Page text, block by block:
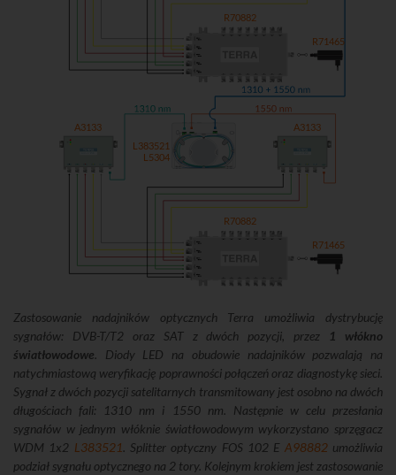
L383521
L5304
R70882
R71465
A3133 A3133
R70882
R71465
Zastosowanie nadajników optycznych Terra umożliwia dystrybucję
sygnałów: DVB-T/T2 oraz SAT z dwóch pozycji, przez
1 włókno
światłowodowe. Diody LED na obudowie nadajników pozwalają na
natychmiastową weryfikację poprawności połączeń oraz diagnostykę sieci.
Sygnał z dwóch pozycji satelitarnych transmitowany jest osobno na dwóch
długościach fali: 1310 nm i 1550 nm. Następnie w celu przesłania
sygnałów w jednym włóknie światłowodowym wykorzystano sprzęgacz
WDM 1x2 L383521. Splitter optyczny FOS 102 E A98882umożliwia
podział sygnału optycznego na 2 tory. Kolejnym krokiem jest zastosowanie